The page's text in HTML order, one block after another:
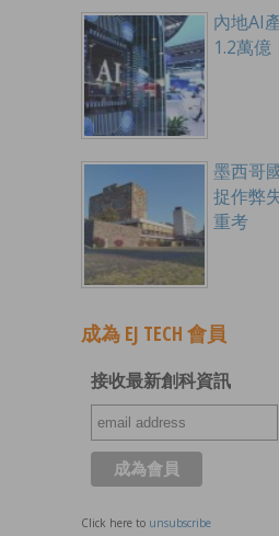
內地AI
1.2萬億
墨西哥
捉作弊
重考
成為 EJ TECH 會員
接收最新創科資訊
Click here to unsubscribe